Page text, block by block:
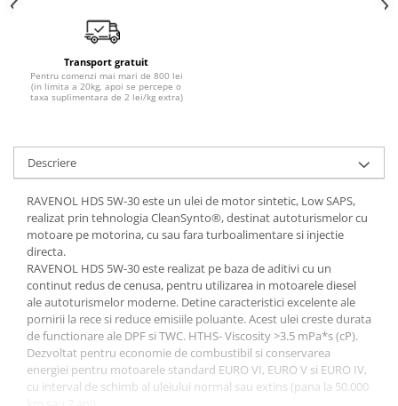
Transport gratuit
Pentru comenzi mai mari de 800 lei
(in limita a 20kg, apoi se percepe o
taxa suplimentara de 2 lei/kg extra)
Descriere
RAVENOL HDS 5W-30 este un ulei de motor sintetic, Low SAPS,
realizat prin tehnologia CleanSynto®, destinat autoturismelor cu
motoare pe motorina, cu sau fara turboalimentare si injectie
directa.
RAVENOL HDS 5W-30 este realizat pe baza de aditivi cu un
continut redus de cenusa, pentru utilizarea in motoarele diesel
ale autoturismelor moderne. Detine caracteristici excelente ale
pornirii la rece si reduce emisiile poluante. Acest ulei creste durata
de functionare ale DPF si TWC. HTHS- Viscosity >3.5 mPa*s (cP).
Dezvoltat pentru economie de combustibil si conservarea
energiei pentru motoarele standard EURO VI, EURO V si EURO IV,
cu interval de schimb al uleiului normal sau extins (pana la 50.000